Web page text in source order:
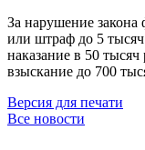
За нарушение
или штраф до 5
наказание в 50
взыскание до 700
Версия для печати
Все новости